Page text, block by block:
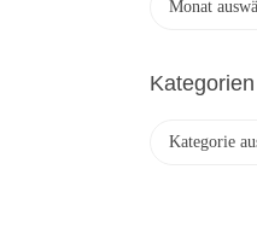
h
Kategorien